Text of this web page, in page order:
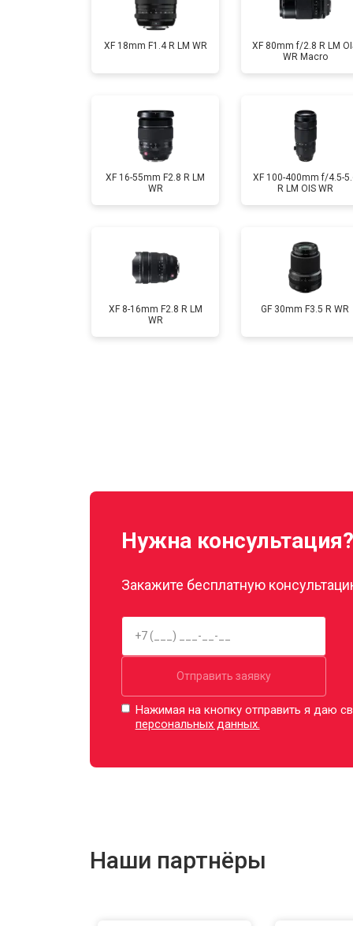
XF 18mm F1.4 R LM WR
XF 80mm f/2.8 R LM
WR Macro
XF 16-55mm F2.8 R LM
WR
XF 100-400mm f/4.5-
R LM OIS WR
XF 8-16mm F2.8 R LM
WR
GF 30mm F3.5 R WR
Нужна консультация?
Закажите бесплатную
Отправить заявку
Нажимая на кнопку отправить я даю
персональных данных.
Наши партнёры